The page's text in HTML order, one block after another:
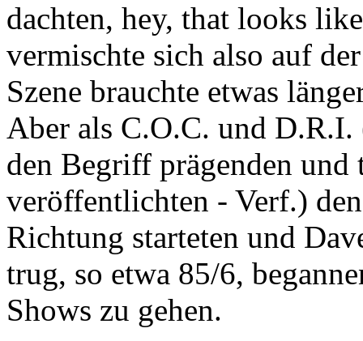
dachten, hey, that looks
vermischte sich also auf
Szene brauchte etwas
Aber als C.O.C. und
den Begriff prägenden
veröffentlichten - Verf.)
Richtung starteten und
trug, so etwa 85/6,
Shows zu gehen.